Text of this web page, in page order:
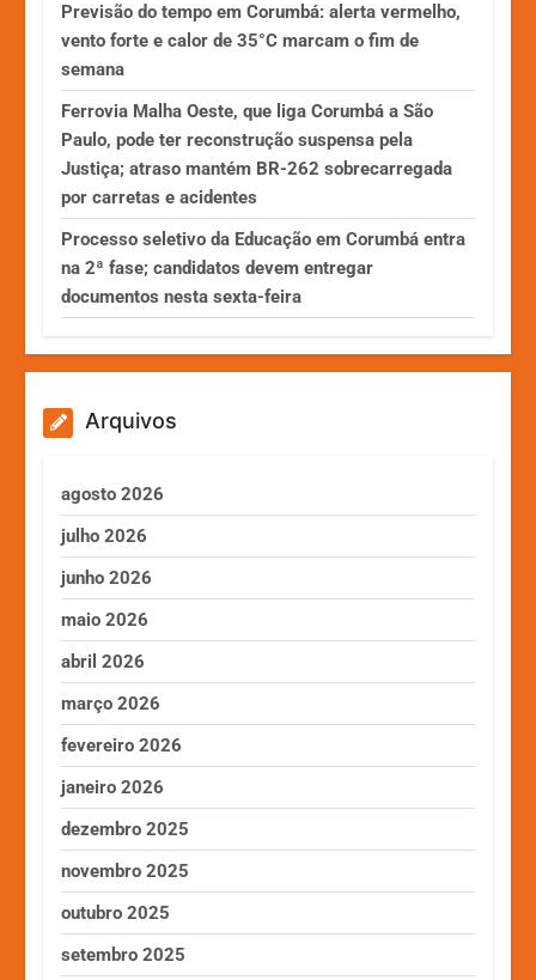
Previsão do tempo em Corumbá: alerta vermelho,
vento forte e calor de 35°C marcam o fim de
semana
Ferrovia Malha Oeste, que liga Corumbá a São
Paulo, pode ter reconstrução suspensa pela
Justiça; atraso mantém BR-262 sobrecarregada
por carretas e acidentes
Processo seletivo da Educação em Corumbá entra
na 2ª fase; candidatos devem entregar
documentos nesta sexta-feira
Arquivos
agosto 2026
julho 2026
junho 2026
maio 2026
abril 2026
março 2026
fevereiro 2026
janeiro 2026
dezembro 2025
novembro 2025
outubro 2025
setembro 2025